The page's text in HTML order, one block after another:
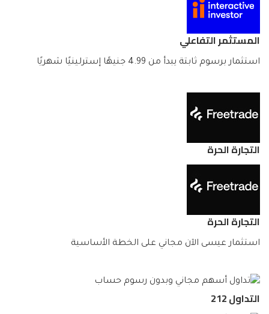
المستثمر التفاعلي
استثمار برسوم ثابتة يبدأ من 4.99 جنيهًا إسترلينيًا شهريًا
التجارة الحرة
التجارة الحرة
استثمار عيسى الآن مجاني على الخطة الأساسية
التداول 212